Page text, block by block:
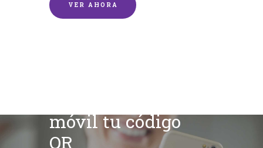
VER AHORA
móvil tu código
QR